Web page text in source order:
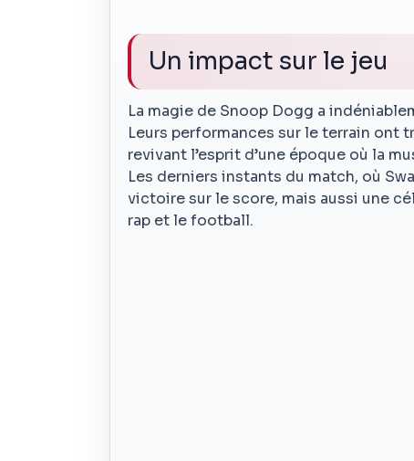
Un impact sur le jeu
La magie de Snoop Dogg a
Leurs performances sur le terrain ont
revivant l’esprit d’une époque où la
Les derniers instants du match, où
victoire sur le score, mais aussi une
rap et le football.